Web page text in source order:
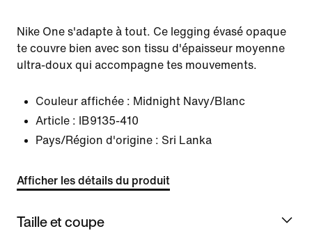
Nike One s'adapte à tout. Ce legging évasé opaque
te couvre bien avec son tissu d'épaisseur moyenne
ultra-doux qui accompagne tes mouvements.
Couleur affichée : Midnight Navy/Blanc
Article :
IB9135-410
Pays/Région d'origine : Sri Lanka
Afficher les détails du produit
Taille et coupe